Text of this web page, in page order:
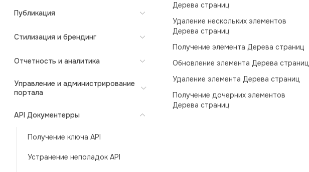
Публикация
Стилизация и брендинг
Отчетность и аналитика
Управление и администрирование
портала
API Документерры
Получение ключа API
Устранение неполадок API
Дерева страниц
Удаление нескольких элементов
Дерева страниц
Получение элемента Дерева страниц
Обновление элемента Дерева страниц
Удаление элемента Дерева страниц
Получение дочерних элементов
Дерева страниц